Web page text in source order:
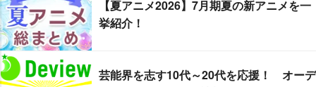
【夏アニメ2026】7月期夏の新アニメを一
挙紹介！
芸能界を志す10代～20代を応援！ オーデ